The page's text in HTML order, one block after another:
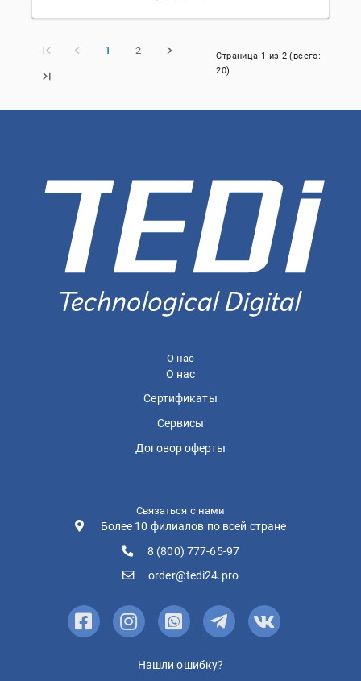
1 2 Страница 1 из 2 (всего:
20)
О нас
О нас
Сертификаты
Сервисы
Договор оферты
Связаться с нами
Более 10 филиалов по всей стране
8 (800) 777-65-97
order@tedi24.pro
Нашли ошибку?